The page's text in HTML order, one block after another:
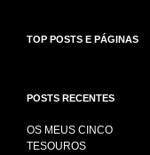
TOP POSTS E PÁGINAS
POSTS RECENTES
OS MEUS CINCO
TESOUROS